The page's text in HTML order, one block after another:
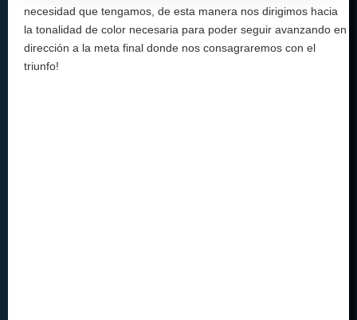
necesidad que tengamos, de esta manera nos dirigimos hacia
la tonalidad de color necesaria para poder seguir avanzando en
dirección a la meta final donde nos consagraremos con el
triunfo!